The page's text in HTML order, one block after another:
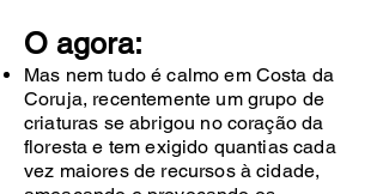
O agora:
Mas nem tudo é calmo em Costa da
Coruja, recentemente um grupo de
criaturas se abrigou no coração da
floresta e tem exigido quantias cada
vez maiores de recursos à cidade,